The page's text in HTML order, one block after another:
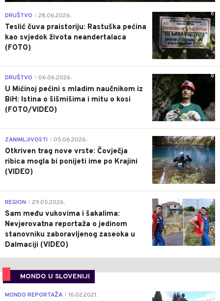
0
DRUŠTVO 28.06.2026.
Teslić čuva praistoriju: Rastuška pećina
kao svjedok života neandertalaca
(FOTO)
0
DRUŠTVO 06.06.2026.
U Mićinoj pećini s mladim naučnikom iz
BiH: Istina o šišmišima i mitu o kosi
(FOTO/VIDEO)
0
ZANIMLJIVOSTI 05.06.2026.
Otkriven trag nove vrste: Čovječja
ribica mogla bi ponijeti ime po Krajini
(VIDEO)
0
REGION 29.05.2026.
Sam među vukovima i šakalima:
Nevjerovatna reportaža o jedinom
stanovniku zaboravljenog zaseoka u
Dalmaciji (VIDEO)
MONDO U SLOVENIJI
4
MONDO REPORTAŽA 16.02.2021.